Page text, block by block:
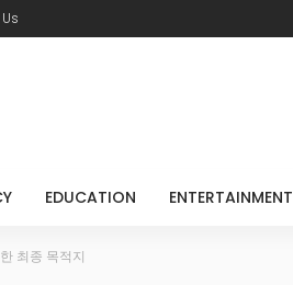
EDUCATION ENTERTAINMENT
최종 목적지